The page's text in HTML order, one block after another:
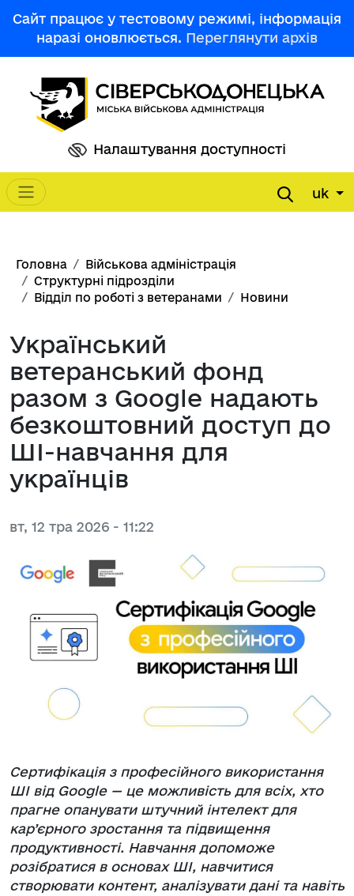
Сайт працює у тестовому режимі, інформація
наразі оновлюється. Переглянути архів
Налаштування доступності
Main navigation uk
Рядок навіґації
Головна
Військова адміністрація
Структурні підрозділи
Відділ по роботі з ветеранами
Новини
Український
ветеранський фонд
разом з Google надають
безкоштовний доступ до
ШІ-навчання для
українців
вт, 12 тра 2026 - 11:22
Сертифікація з професійного використання
ШІ від Google — це можливість для всіх, хто
прагне опанувати штучний інтелект для
кар’єрного зростання та підвищення
продуктивності. Навчання допоможе
розібратися в основах ШІ, навчитися
створювати контент, аналізувати дані та навіть